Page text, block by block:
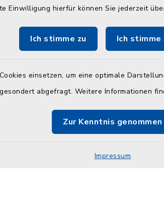
Einwilligung hierfür können Sie jederzeit
Ich stimme zu Ich stimme
einsetzen, um eine optimale
abgefragt. Weitere Informationen
Zur Kenntnis genommen
Impressum
unter